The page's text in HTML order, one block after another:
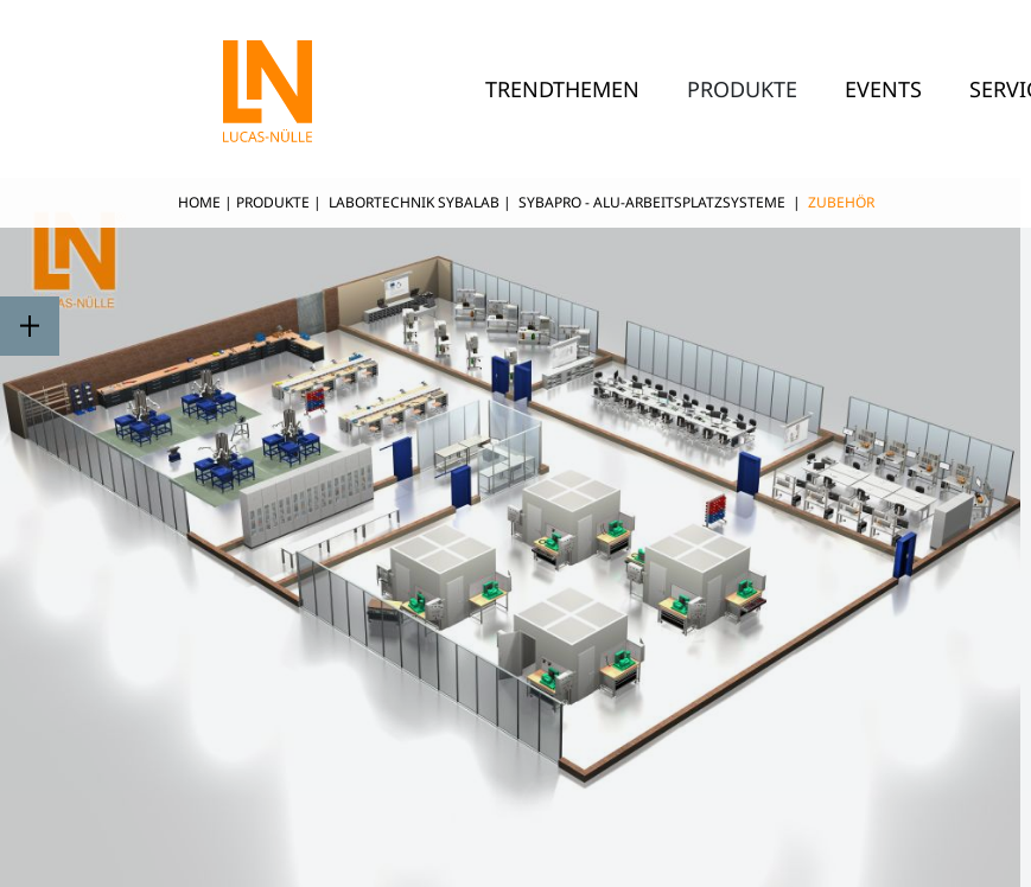
TRENDTHEMEN PRODUKTE EVENTS
HOME | PRODUKTE | LABORTECHNIK SYBALAB | SYBAPRO - ALU-ARBEITSPLATZSYSTEME | ZUBEHÖR